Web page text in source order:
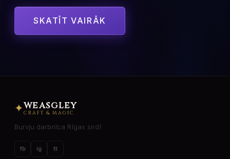
SKATĪT VAIRĀK
✦WEASGLEY
CRAFT & MAGIC
Burvju darbnīca Rīgas sirdī
fb ig tt